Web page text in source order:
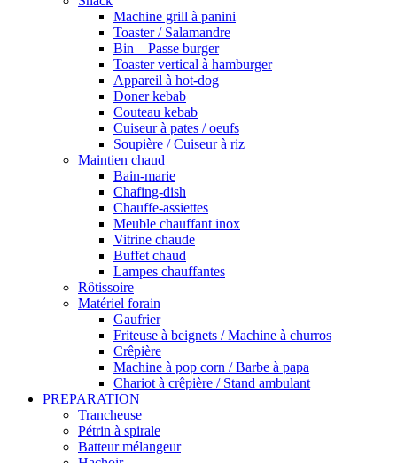
Machine grill à panini
Toaster / Salamandre
Bin – Passe burger
Toaster vertical à hamburger
Appareil à hot-dog
Doner kebab
Couteau kebab
Cuiseur à pates / oeufs
Soupière / Cuiseur à riz
Maintien chaud
Bain-marie
Chafing-dish
Chauffe-assiettes
Meuble chauffant inox
Vitrine chaude
Buffet chaud
Lampes chauffantes
Rôtissoire
Matériel forain
Gaufrier
Friteuse à beignets / Machine à churros
Crêpière
Machine à pop corn / Barbe à papa
Chariot à crêpière / Stand ambulant
PREPARATION
Trancheuse
Pétrin à spirale
Batteur mélangeur